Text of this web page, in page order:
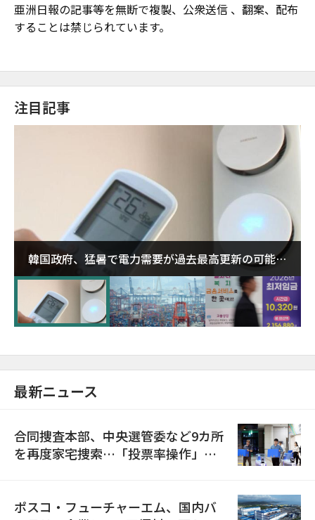
亜洲日報の記事等を無断で複製、公衆送信 、翻案、配布
することは禁じられています。
注目記事
韓国政府、猛暑で電力需要が過去最高更新の可能性
に需給対応体制を点検
最新ニュース
合同捜査本部、中央選管委など9カ所
を再度家宅捜索…「投票率操作」の
ポスコ・フューチャーエム、国内バ